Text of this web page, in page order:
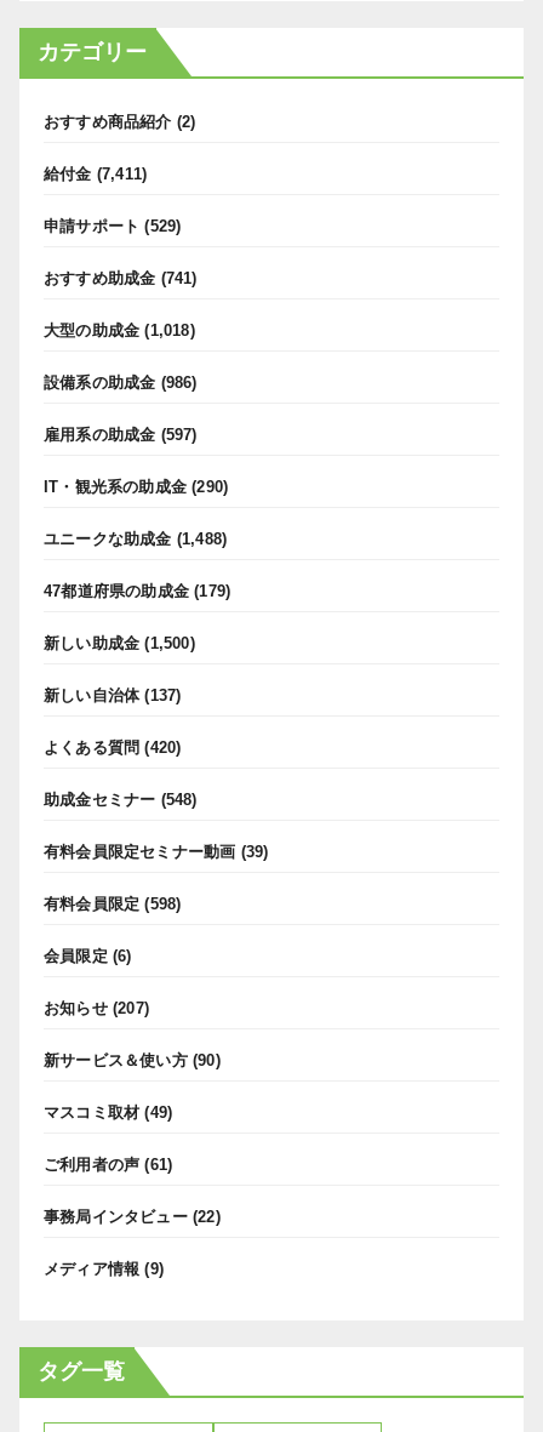
カテゴリー
おすすめ商品紹介 (2)
給付金 (7,411)
申請サポート (529)
おすすめ助成金 (741)
大型の助成金 (1,018)
設備系の助成金 (986)
雇用系の助成金 (597)
IT・観光系の助成金 (290)
ユニークな助成金 (1,488)
47都道府県の助成金 (179)
新しい助成金 (1,500)
新しい自治体(137)
よくある質問 (420)
助成金セミナー (548)
有料会員限定セミナー動画 (39)
有料会員限定 (598)
会員限定 (6)
お知らせ(207)
新サービス＆使い方(90)
マスコミ取材 (49)
ご利用者の声 (61)
事務局インタビュー(22)
メディア情報 (9)
タグ一覧